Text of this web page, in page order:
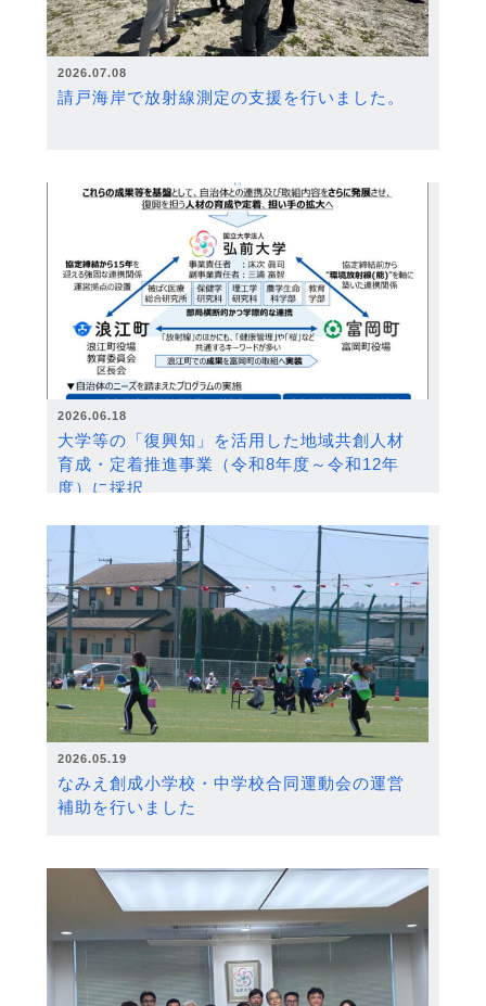
2026.07.08
請戸海岸で放射線測定の支援を行いました。
2026.06.18
大学等の「復興知」を活用した地域共創人材
育成・定着推進事業（令和8年度～令和12年
度）に採択
2026.05.19
なみえ創成小学校・中学校合同運動会の運営
補助を行いました